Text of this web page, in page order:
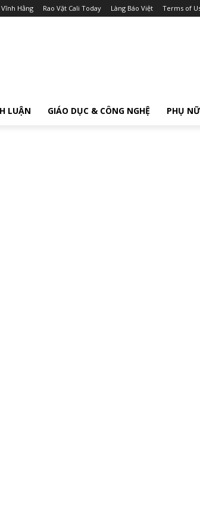
Vĩnh Hằng Rao Vặt Cali Today Làng Báo Việt Terms of
LUẬN GIÁO DỤC & CÔNG NGHỆ PHỤ NỮ